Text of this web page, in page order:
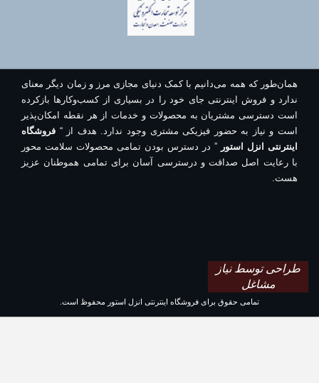
همان‌طور که همه می‌دانیم با کمک دنیای مجازی مرز و زمان دیگر معنای
ندارد و فروش اینترنتی جای خود را در بسیاری از کسب‌وکارها بازکرده
است دسترسی مشتریان به محصولات و خدمات از هر نقطه امکان‌پذیر
است و نیاز به حضور فیزیکی مشتری وجود ندارد. هدف از “ فروشگاه
اینترنتی انزل استور” در دسترس بودن تمامی محصولات سلامت محور
با رعایت اصل صداقت و درسترسی آسان برای تمامی هموطنان عزیز
هست.
طراحی توسط نیاز
مشاغل
تمامی حقوق برای فروشگاه اینترنتی انزل استور محفوظ است.